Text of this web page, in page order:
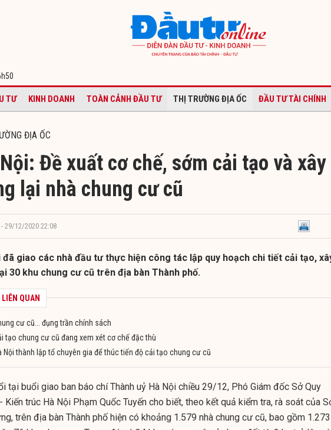
TƯ KINH DOANH TOÀN CẢNH ĐẦU TƯ THỊ TRƯỜNG ĐỊA ỐC ĐẦU TƯ TÀI CHÍNH
ĐỊA ỐC
Đề xuất cơ chế, sớm cải tạo và xây
lại nhà chung cư cũ
- 29/12/2020 22:08
đã giao các nhà đầu tư thực hiện công tác lập quy hoạch chi tiết cải tạo,
30 khu chung cư cũ trên địa bàn Thành phố.
QUAN
cư cũ... đụng trần chính sách
tạo chung cư cũ đang xem xét cơ chế đặc thù
Nội thành lập tổ chuyên gia để thúc tiến độ cải tạo chung cư cũ
tại buổi giao ban báo chí Thành uỷ Hà Nội chiều 29/12, Phó Giám đốc Sở Quy
Kiến trúc Hà Nội Phạm Quốc Tuyến cho biết, theo kết quả kiểm tra, rà soát của
trên địa bàn Thành phố hiện có khoảng 1.579 nhà chung cư cũ, bao gồm 1.273